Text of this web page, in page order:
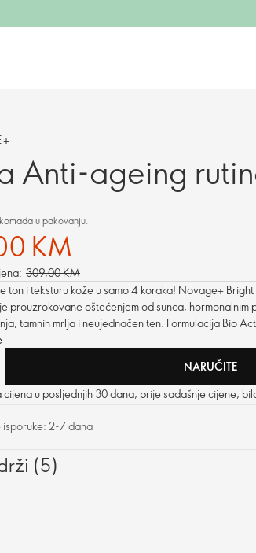
Anti-ageing
u pakovanju.
KM
309,00 KM
ton i teksturu kože u samo 4 koraka! Novage+
prouzrokovane oštećenjem od sunca, hormonalnim
tamnih mrlja i neujednačen ten. Formulacija Bio
diskoloracije, pružajući blistaviji i mladalački
NARUČITE
cijena u posljednjih 30 dana, prije sadašnje cijene,
isporuke: 2-7 dana
(5)